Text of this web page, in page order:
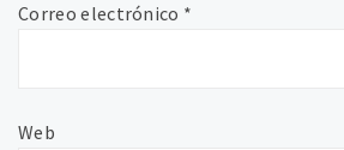
Correo electrónico *
Web